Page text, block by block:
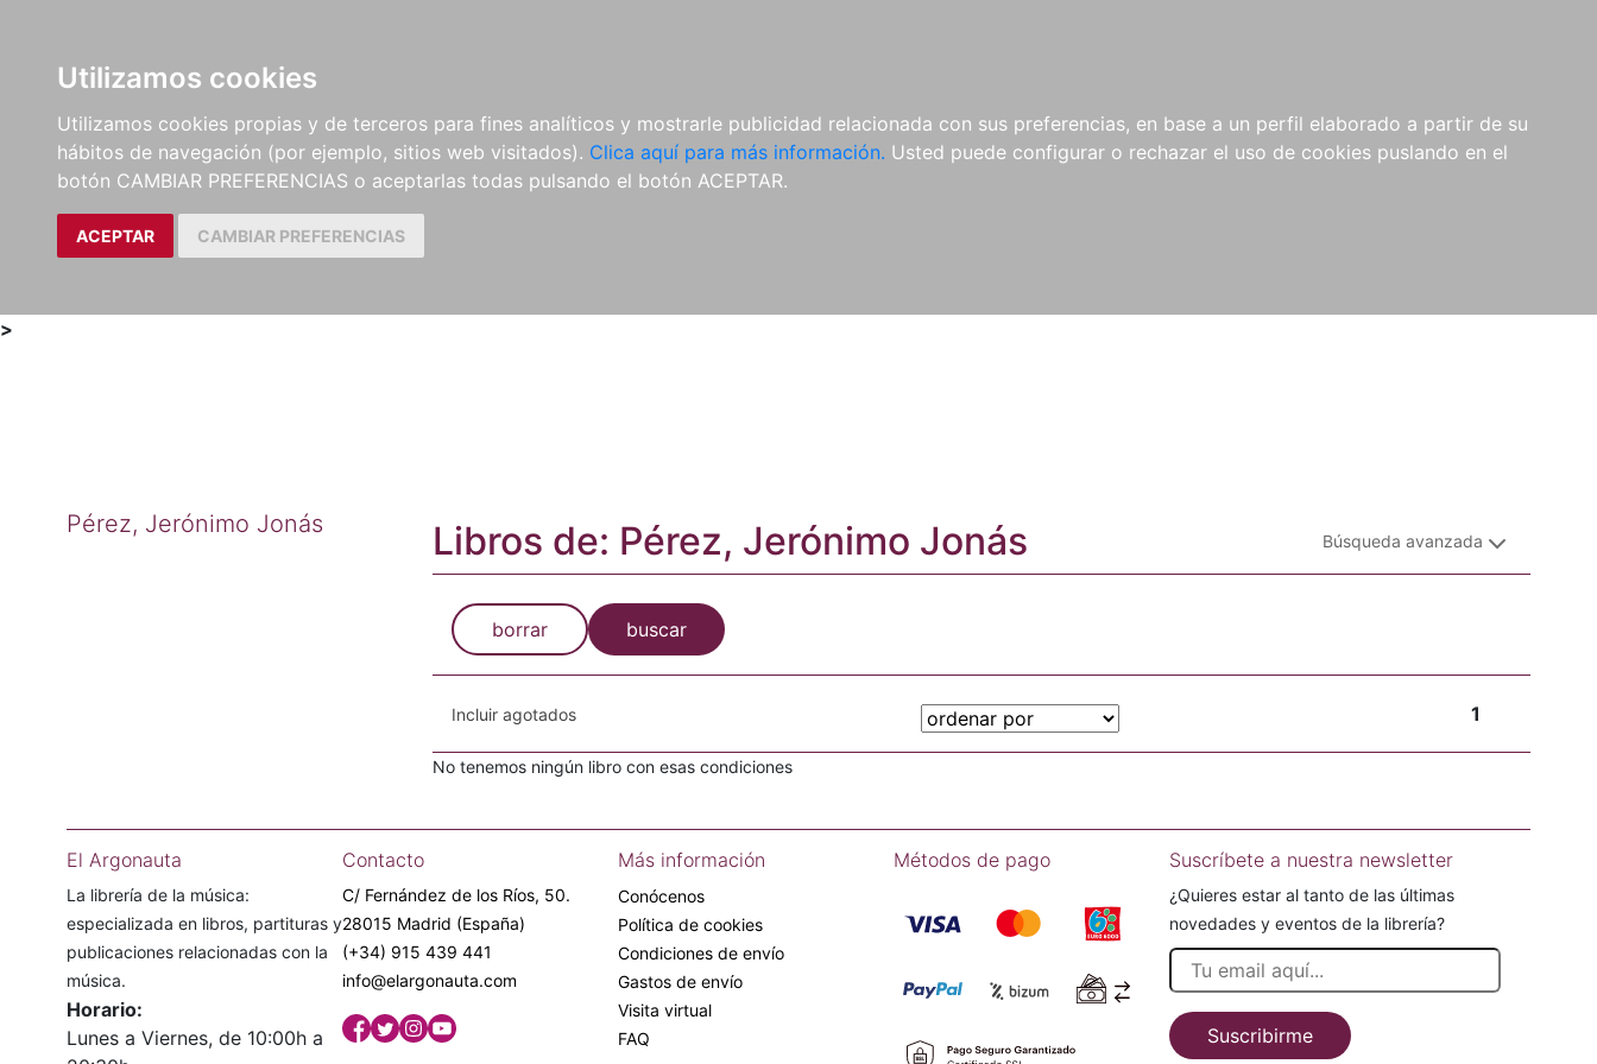
Utilizamos cookies
Utilizamos cookies propias y de terceros para fines analíticos y mostrarle publicidad relacionada con sus preferencias, en base a un perfil elaborado a partir de su
hábitos de navegación (por ejemplo, sitios web visitados). Clica aquí para más información. Usted puede configurar o rechazar el uso de cookies puslando en el
botón CAMBIAR PREFERENCIAS o aceptarlas todas pulsando el botón ACEPTAR.
ACEPTAR CAMBIAR PREFERENCIAS
LIBROS
MÉTODOS Y
EJERCICIOS
PARTITURAS Y EDICIONES
CRÍTICAS
REVISTAS
CDS Y
DVDS
MATERIAL
COMPLEMENTARIO
NOVEDADES NOTICIAS
COMPRAS
INSTITUCIONALES
>
Pérez, Jerónimo Jonás Libros de: Pérez, Jerónimo Jonás Búsqueda avanzada
borrar buscar
Incluir agotados 1
No tenemos ningún libro con esas condiciones
El Argonauta
La librería de la música:
especializada en libros, partituras y
publicaciones relacionadas con la
música.
Horario:
Lunes a Viernes, de 10:00h a
Contacto
C/ Fernández de los Ríos, 50.
28015 Madrid (España)
(+34) 915 439 441
info@elargonauta.com
Más información
Conócenos
Política de cookies
Condiciones de envío
Gastos de envío
Visita virtual
FAQ
Métodos de pago Suscríbete a nuestra newsletter
¿Quieres estar al tanto de las últimas
novedades y eventos de la librería?
Suscribirme